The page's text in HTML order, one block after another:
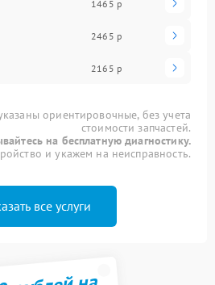
1465 р
2465 р
2165 р
ориентировочные, без учета
стоимости запчастей.
на бесплатную диагностику.
и укажем на неисправность.
все услуги